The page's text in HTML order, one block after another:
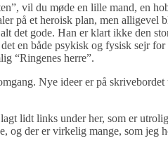
vil du møde en lille mand, en
på et heroisk plan, men alligevel
det gode. Han er klart ikke den
en både psykisk og fysisk sejr
“Ringenes herre”.
Nye ideer er på skrivebordet
lidt links under her, som er
og der er virkelig mange, som jeg